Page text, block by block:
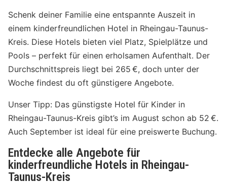
Schenk deiner Familie eine entspannte Auszeit in
einem kinderfreundlichen Hotel in Rheingau-Taunus-
Kreis. Diese Hotels bieten viel Platz, Spielplätze und
Pools – perfekt für einen erholsamen Aufenthalt. Der
Durchschnittspreis liegt bei 265 €, doch unter der
Woche findest du oft günstigere Angebote.
Unser Tipp: Das günstigste Hotel für Kinder in
Rheingau-Taunus-Kreis gibt’s im August schon ab 52 €.
Auch September ist ideal für eine preiswerte Buchung.
Entdecke alle Angebote für
kinderfreundliche Hotels in Rheingau-
Taunus-Kreis